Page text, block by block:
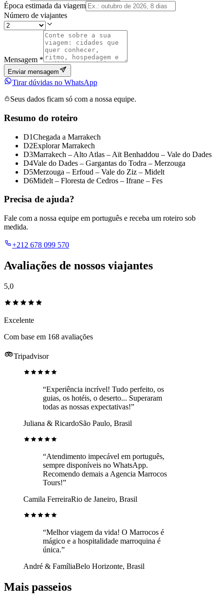
Época estimada da viagem
Número de viajantes
Mensagem *
Enviar mensagem
Tirar dúvidas no WhatsApp
Seus dados ficam só com a nossa equipe.
Resumo do roteiro
D1Chegada a Marrakech
D2Explorar Marrakech
D3Marrakech – Alto Atlas – Aït Benhaddou – Vale do Dades
D4Vale do Dades – Gargantas do Todra – Merzouga
D5Merzouga – Erfoud – Vale do Ziz – Midelt
D6Midelt – Floresta de Cedros – Ifrane – Fes
Precisa de ajuda?
Fale com a nossa equipe em português e receba um roteiro sob
medida.
+212 678 099 570
Avaliações de nossos viajantes
5,0
Excelente
Com base em 168 avaliações
Tripadvisor
“Experiência incrível! Tudo perfeito, os
guias, os hotéis, o deserto... Superaram
todas as nossas expectativas!”
Juliana & RicardoSão Paulo, Brasil
“Atendimento impecável em português,
sempre disponíveis no WhatsApp.
Recomendo demais a Agencia Marrocos
Tours!”
Camila FerreiraRio de Janeiro, Brasil
“Melhor viagem da vida! O Marrocos é
mágico e a hospitalidade marroquina é
única.”
André & FamíliaBelo Horizonte, Brasil
Mais passeios